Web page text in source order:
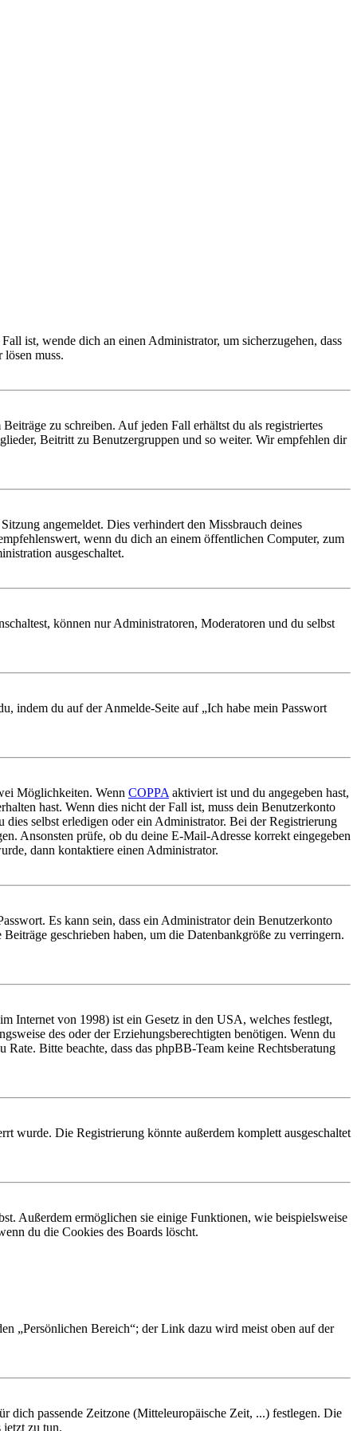
ist, wende dich an einen Administrator, um sicherzugehen, dass
muss.
zu schreiben. Auf jeden Fall erhältst du als registriertes
Beitritt zu Benutzergruppen und so weiter. Wir empfehlen dir
angemeldet. Dies verhindert den Missbrauch deines
wenn du dich an einem öffentlichen Computer, zum
ausgeschaltet.
können nur Administratoren, Moderatoren und du selbst
indem du auf der Anmelde-Seite auf „Ich habe mein Passwort
Möglichkeiten. Wenn COPPA aktiviert ist und du angegeben hast,
hast. Wenn dies nicht der Fall ist, muss dein Benutzerkonto
selbst erledigen oder ein Administrator. Bei der Registrierung
Ansonsten prüfe, ob du deine E-Mail-Adresse korrekt eingegeben
dann kontaktiere einen Administrator.
Es kann sein, dass ein Administrator dein Benutzerkonto
geschrieben haben, um die Datenbankgröße zu verringern.
Internet von 1998) ist ein Gesetz in den USA, welches festlegt,
des oder der Erziehungsberechtigten benötigen. Wenn du
Bitte beachte, dass das phpBB-Team keine Rechtsberatung
wurde. Die Registrierung könnte außerdem komplett ausgeschaltet
Außerdem ermöglichen sie einige Funktionen, wie beispielsweise
du die Cookies des Boards löscht.
„Persönlichen Bereich“; der Link dazu wird meist oben auf der
dich passende Zeitzone (Mitteleuropäische Zeit, ...) festlegen. Die
jetzt zu tun.